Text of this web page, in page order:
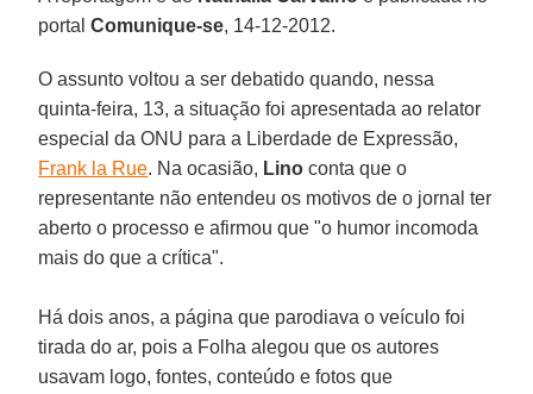
portalComunique-se, 14-12-2012.
O assunto voltou a ser debatido quando, nessa
quinta-feira, 13, a situação foi apresentada ao relator
especial da ONU para a Liberdade de Expressão,
Frank la Rue. Na ocasião, Linoconta que o
representante não entendeu os motivos de o jornal ter
aberto o processo e afirmou que "o humor incomoda
mais do que a crítica".
Há dois anos, a página que parodiava o veículo foi
tirada do ar, pois a Folha alegou que os autores
usavam logo, fontes, conteúdo e fotos que